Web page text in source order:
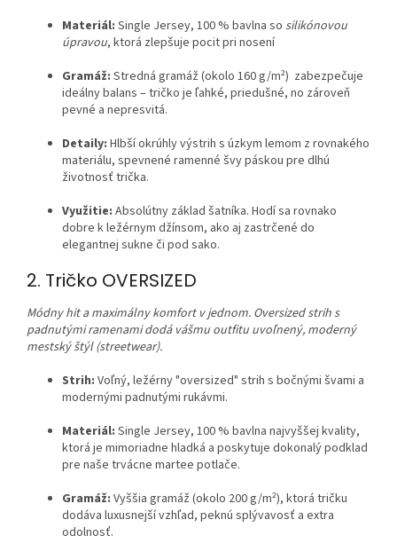
Materiál: Single Jersey, 100 % bavlna so silikónovou
úpravou, ktorá zlepšuje pocit pri nosení
Gramáž: Stredná gramáž (okolo 160 g/m²) zabezpečuje
ideálny balans – tričko je ľahké, priedušné, no zároveň
pevné a nepresvitá.
Detaily: Hlbší okrúhly výstrih s úzkym lemom z rovnakého
materiálu, spevnené ramenné švy páskou pre dlhú
životnosť trička.
Využitie: Absolútny základ šatníka. Hodí sa rovnako
dobre k ležérnym džínsom, ako aj zastrčené do
elegantnej sukne či pod sako.
2. Tričko OVERSIZED
Módny hit a maximálny komfort v jednom. Oversized strih s
padnutými ramenami dodá vášmu outfitu uvoľnený, moderný
mestský štýl (streetwear).
Strih: Voľný, ležérny "oversized" strih s bočnými švami a
modernými padnutými rukávmi.
Materiál: Single Jersey, 100 % bavlna najvyššej kvality,
ktorá je mimoriadne hladká a poskytuje dokonalý podklad
pre naše trvácne martee potlače.
Gramáž: Vyššia gramáž (okolo 200 g/m²), ktorá tričku
dodáva luxusnejší vzhľad, peknú splývavosť a extra
odolnosť.